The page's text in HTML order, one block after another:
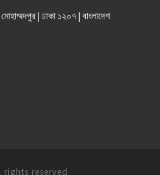
| ঢাকা ১২০৭ | বাংলাদেশ
rights reserved